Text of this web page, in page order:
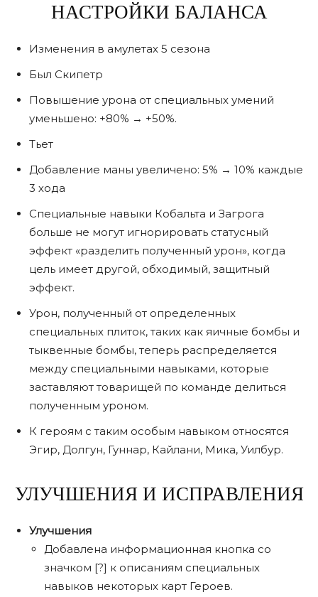
НАСТРОЙКИ БАЛАНСА
Изменения в амулетах 5 сезона
Был Скипетр
Повышение урона от специальных умений
уменьшено: +80% → +50%.
Тьет
Добавление маны увеличено: 5% → 10% каждые
3 хода
Специальные навыки Кобальта и Загрога
больше не могут игнорировать статусный
эффект «разделить полученный урон», когда
цель имеет другой, обходимый, защитный
эффект.
Урон, полученный от определенных
специальных плиток, таких как яичные бомбы и
тыквенные бомбы, теперь распределяется
между специальными навыками, которые
заставляют товарищей по команде делиться
полученным уроном.
К героям с таким особым навыком относятся
Эгир, Долгун, Гуннар, Кайлани, Мика, Уилбур.
УЛУЧШЕНИЯ И ИСПРАВЛЕНИЯ
Улучшения
Добавлена ​​информационная кнопка со
значком [?] к описаниям специальных
навыков некоторых карт Героев.